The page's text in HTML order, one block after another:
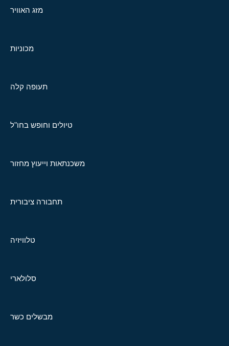
מזג האוויר
מכוניות
תעופה קלה
טיולים וחופש בחו"ל
משכנתאות וייעוץ מחזור
תחבורה ציבורית
טלוויזיה
סלולארי
מבשלים כשר